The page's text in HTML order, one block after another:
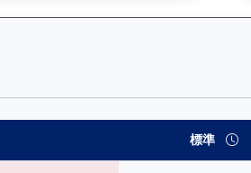
）— 速勢末腳加速能力分
標準